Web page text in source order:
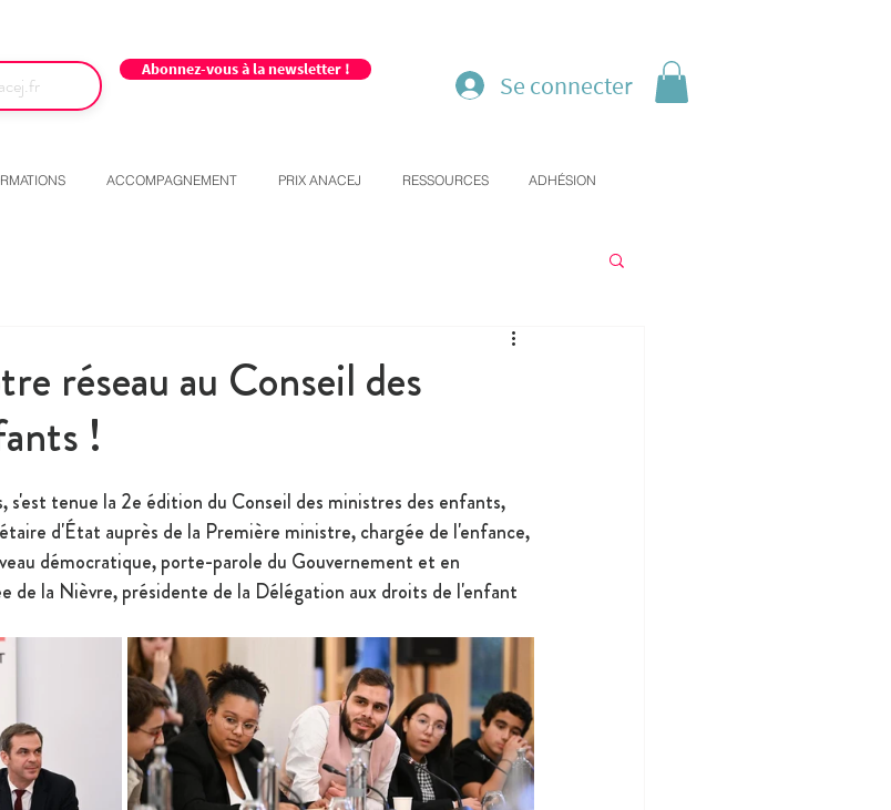
Abonnez-vous à la newsletter !
Se connecter
ACCOMPAGNEMENT PRIX ANACEJ RESSOURCES ADHÉSION
réseau au Conseil des
!
s'est tenue la 2e édition du Conseil des ministres des enfants,
d'État auprès de la Première ministre, chargée de l'enfance,
démocratique, porte-parole du Gouvernement et en
de la Nièvre, présidente de la Délégation aux droits de l'enfant